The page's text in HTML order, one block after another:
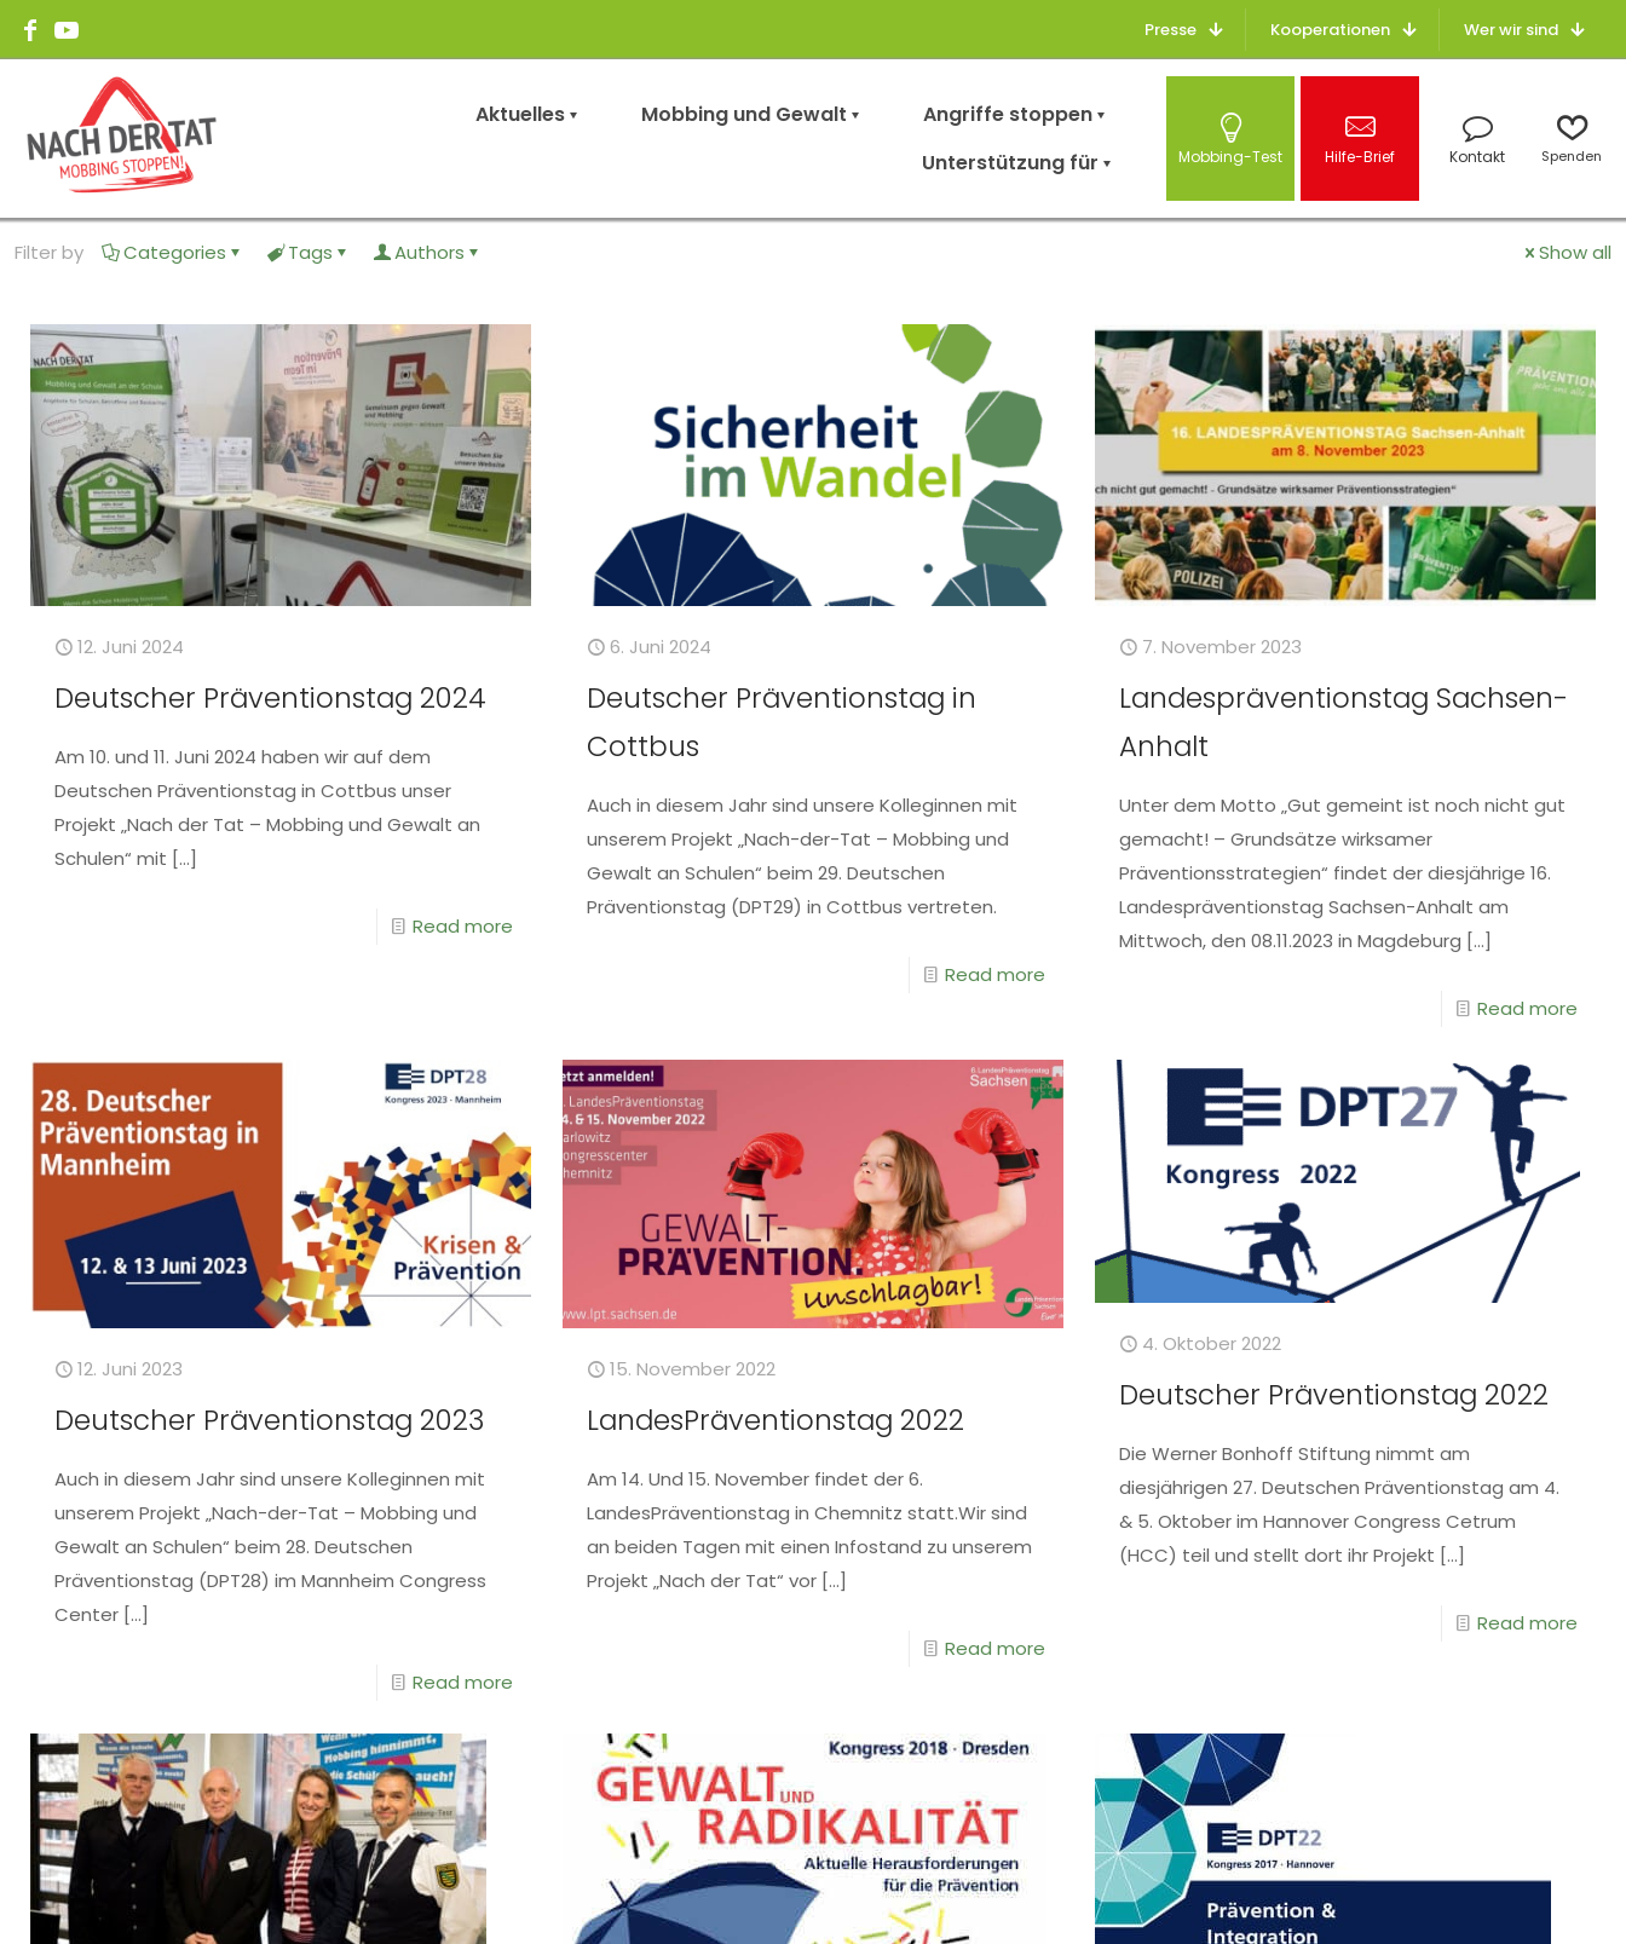
Presse Kooperationen Wer wir sind
Aktuelles Mobbing und Gewalt
Angriffe stoppen
Unterstützung für
Mobbing-Test Hilfe-Brief Kontakt Spenden
Filter by Categories Tags Authors Show all
12. Juni 2024
Deutscher Präventionstag 2024
Am 10. und 11. Juni 2024 haben wir auf dem
Deutschen Präventionstag in Cottbus unser
Projekt „Nach der Tat – Mobbing und Gewalt an
Schulen“ mit […]
Read more
6. Juni 2024
Deutscher Präventionstag in
Cottbus
Auch in diesem Jahr sind unsere Kolleginnen mit
unserem Projekt „Nach-der-Tat – Mobbing und
Gewalt an Schulen“ beim 29. Deutschen
Präventionstag (DPT29) in Cottbus vertreten.
Read more
7. November 2023
Landespräventionstag Sachsen-
Anhalt
Unter dem Motto „Gut gemeint ist noch nicht gut
gemacht! – Grundsätze wirksamer
Präventionsstrategien“ findet der diesjährige 16.
Landespräventionstag Sachsen-Anhalt am
Mittwoch, den 08.11.2023 in Magdeburg […]
Read more
12. Juni 2023
Deutscher Präventionstag 2023
Auch in diesem Jahr sind unsere Kolleginnen mit
unserem Projekt „Nach-der-Tat – Mobbing und
Gewalt an Schulen“ beim 28. Deutschen
Präventionstag (DPT28) im Mannheim Congress
Center […]
Read more
15. November 2022
LandesPräventionstag 2022
Am 14. Und 15. November findet der 6.
LandesPräventionstag in Chemnitz statt.Wir sind
an beiden Tagen mit einen Infostand zu unserem
Projekt „Nach der Tat“ vor […]
Read more
4. Oktober 2022
Deutscher Präventionstag 2022
Die Werner Bonhoff Stiftung nimmt am
diesjährigen 27. Deutschen Präventionstag am 4.
& 5. Oktober im Hannover Congress Cetrum
(HCC) teil und stellt dort ihr Projekt […]
Read more